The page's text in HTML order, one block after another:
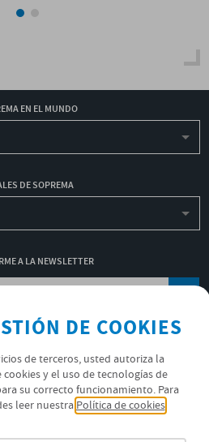
EN EL MUNDO
DE SOPREMA
A LA NEWSLETTER
DE COOKIES
de terceros, usted autoriza la
y el uso de tecnologías de
su correcto funcionamiento. Para
leer nuestra Política de cookies